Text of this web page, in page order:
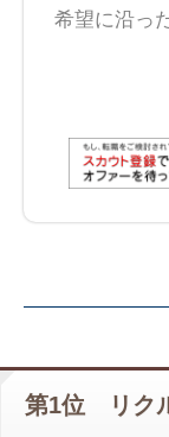
希望に沿っ
第1位 リク